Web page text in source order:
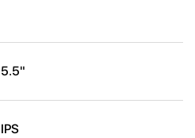
5.5"
IPS